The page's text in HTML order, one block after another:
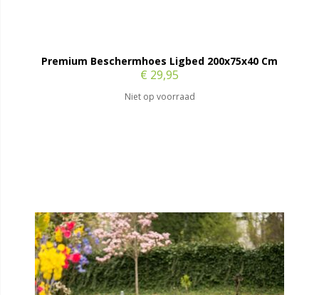
Premium Beschermhoes Ligbed 200x75x40 Cm
€ 29,95
Niet op voorraad